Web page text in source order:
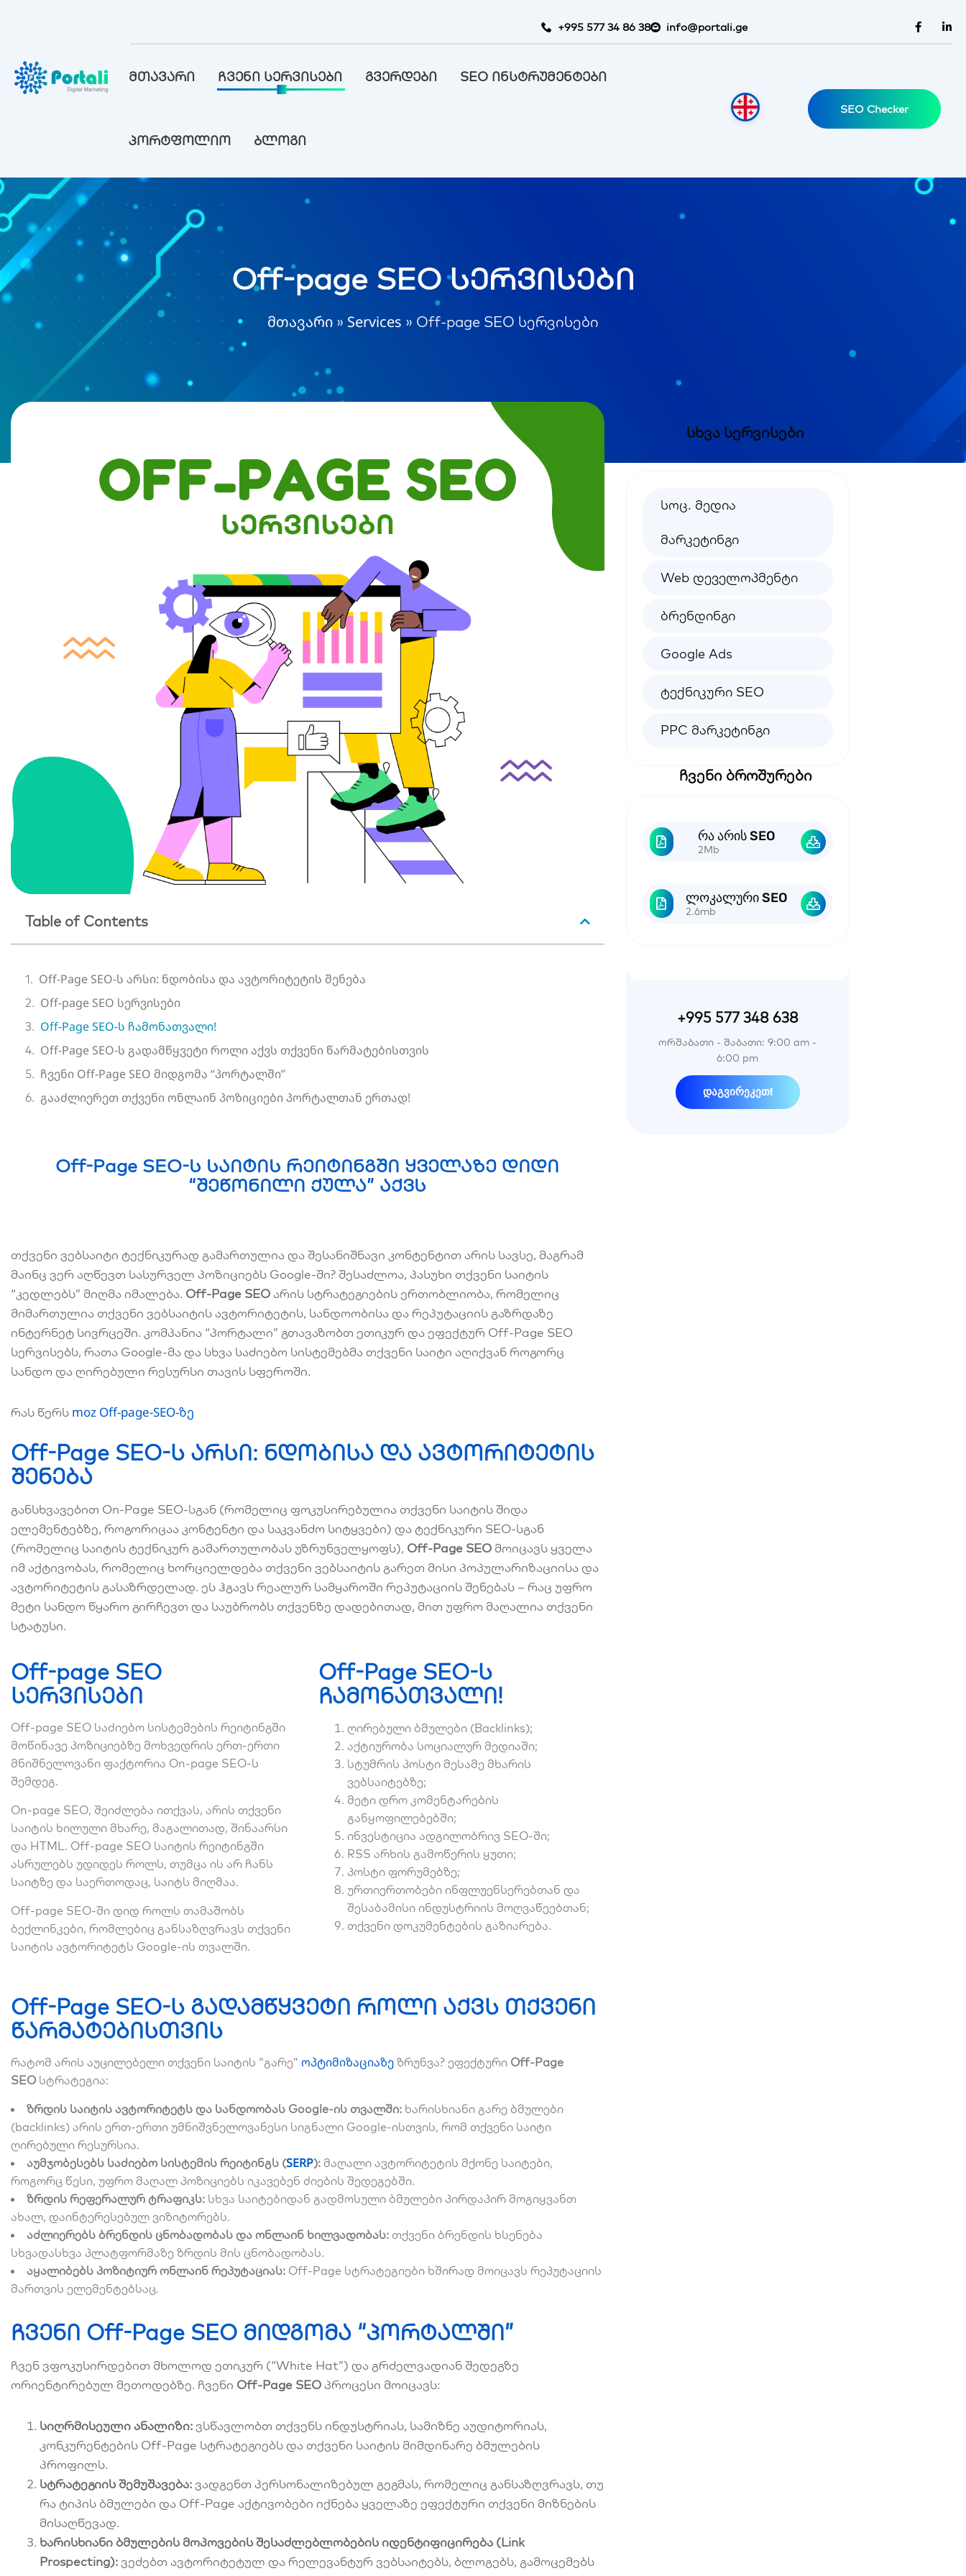
+995 577 34 86 38 info@portali.ge
მთავარი ჩვენი სერვისები გვერდები SEO ინსტრუმენტები
პორტფოლიო ბლოგი
SEO Checker
Off-page SEO სერვისები
მთავარი » Services » Off-page SEO სერვისები
Table of Contents
Off-Page SEO-ს არსი: ნდობისა და ავტორიტეტის შენება
Off-page SEO სერვისები
Off-Page SEO-ს ჩამონათვალი!
Off-Page SEO-ს გადამწყვეტი როლი აქვს თქვენი წარმატებისთვის
ჩვენი Off-Page SEO მიდგომა “პორტალში”
გააძლიერეთ თქვენი ონლაინ პოზიციები პორტალთან ერთად!
Off-Page SEO-ს საიტის რეიტინგში ყველაზე დიდი
“შეწონილი ქულა” აქვს
თქვენი ვებსაიტი ტექნიკურად გამართულია და შესანიშნავი კონტენტით არის სავსე, მაგრამ
მაინც ვერ აღწევთ სასურველ პოზიციებს Google-ში? შესაძლოა, პასუხი თქვენი საიტის
“კედლებს” მიღმა იმალება. Off-Page SEO არის სტრატეგიების ერთობლიობა, რომელიც
მიმართულია თქვენი ვებსაიტის ავტორიტეტის, სანდოობისა და რეპუტაციის გაზრდაზე
ინტერნეტ სივრცეში. კომპანია “პორტალი” გთავაზობთ ეთიკურ და ეფექტურ Off-Page SEO
სერვისებს, რათა Google-მა და სხვა საძიებო სისტემებმა თქვენი საიტი აღიქვან როგორც
სანდო და ღირებული რესურსი თავის სფეროში.
რას წერს moz Off-page-SEO-ზე
Off-Page SEO-ს არსი: ნდობისა და ავტორიტეტის
შენება
განსხვავებით On-Page SEO-სგან (რომელიც ფოკუსირებულია თქვენი საიტის შიდა
ელემენტებზე, როგორიცაა კონტენტი და საკვანძო სიტყვები) და ტექნიკური SEO-სგან
(რომელიც საიტის ტექნიკურ გამართულობას უზრუნველყოფს), Off-Page SEO მოიცავს ყველა
იმ აქტივობას, რომელიც ხორციელდება თქვენი ვებსაიტის გარეთ მისი პოპულარიზაციისა და
ავტორიტეტის გასაზრდელად. ეს ჰგავს რეალურ სამყაროში რეპუტაციის შენებას – რაც უფრო
მეტი სანდო წყარო გირჩევთ და საუბრობს თქვენზე დადებითად, მით უფრო მაღალია თქვენი
სტატუსი.
Off-page SEO
სერვისები
Off-page SEO საძიებო სისტემების რეიტინგში
მოწინავე პოზიციებზე მოხვედრის ერთ-ერთი
მნიშნელოვანი ფაქტორია On-page SEO-ს
შემდეგ.
On-page SEO, შეიძლება ითქვას, არის თქვენი
საიტის ხილული მხარე, მაგალითად, შინაარსი
და HTML. Off-page SEO საიტის რეიტინგში
ასრულებს უდიდეს როლს, თუმცა ის არ ჩანს
საიტზე და საერთოდაც, საიტს მიღმაა.
Off-page SEO-ში დიდ როლს თამაშობს
ბექლინკები, რომლებიც განსაზღვრავს თქვენი
საიტის ავტორიტეტს Google-ის თვალში.
Off-Page SEO-ს
ჩამონათვალი!
ღირებული ბმულები (Backlinks);
აქტიურობა სოციალურ მედიაში;
სტუმრის პოსტი მესამე მხარის
ვებსაიტებზე;
მეტი დრო კომენტარების
განყოფილებებში;
ინვესტიცია ადგილობრივ SEO-ში;
RSS არხის გამოწერის ყუთი;
პოსტი ფორუმებზე;
ურთიერთობები ინფლუენსერებთან და
შესაბამისი ინდუსტრიის მოღვაწეებთან;
თქვენი დოკუმენტების გაზიარება.
Off-Page SEO-ს გადამწყვეტი როლი აქვს თქვენი
წარმატებისთვის
რატომ არის აუცილებელი თქვენი საიტის “გარე” ოპტიმიზაციაზე ზრუნვა? ეფექტური Off-Page
SEO სტრატეგია:
ზრდის საიტის ავტორიტეტს და სანდოობას Google-ის თვალში: ხარისხიანი გარე ბმულები
(backlinks) არის ერთ-ერთი უმნიშვნელოვანესი სიგნალი Google-ისთვის, რომ თქვენი საიტი
ღირებული რესურსია.
აუმჯობესებს საძიებო სისტემის რეიტინგს (SERP): მაღალი ავტორიტეტის მქონე საიტები,
როგორც წესი, უფრო მაღალ პოზიციებს იკავებენ ძიების შედეგებში.
ზრდის რეფერალურ ტრაფიკს: სხვა საიტებიდან გადმოსული ბმულები პირდაპირ მოგიყვანთ
ახალ, დაინტერესებულ ვიზიტორებს.
აძლიერებს ბრენდის ცნობადობას და ონლაინ ხილვადობას: თქვენი ბრენდის ხსენება
სხვადასხვა პლატფორმაზე ზრდის მის ცნობადობას.
აყალიბებს პოზიტიურ ონლაინ რეპუტაციას: Off-Page სტრატეგიები ხშირად მოიცავს რეპუტაციის
მართვის ელემენტებსაც.
ჩვენი Off-Page SEO მიდგომა “პორტალში”
ჩვენ ვფოკუსირდებით მხოლოდ ეთიკურ (“White Hat”) და გრძელვადიან შედეგზე
ორიენტირებულ მეთოდებზე. ჩვენი Off-Page SEOპროცესი მოიცავს:
სიღრმისეული ანალიზი: ვსწავლობთ თქვენს ინდუსტრიას, სამიზნე აუდიტორიას,
კონკურენტების Off-Page სტრატეგიებს და თქვენი საიტის მიმდინარე ბმულების
პროფილს.
სტრატეგიის შემუშავება: ვადგენთ პერსონალიზებულ გეგმას, რომელიც განსაზღვრავს, თუ
რა ტიპის ბმულები და Off-Page აქტივობები იქნება ყველაზე ეფექტური თქვენი მიზნების
მისაღწევად.
ხარისხიანი ბმულების მოპოვების შესაძლებლობების იდენტიფიცირება (Link
Prospecting): ვეძებთ ავტორიტეტულ და რელევანტურ ვებსაიტებს, ბლოგებს, გამოცემებს
სხვა სერვისები
სოც. მედია
მარკეტინგი
Web დეველოპმენტი
ბრენდინგი
Google Ads
ტექნიკური SEO
PPC მარკეტინგი
ჩვენი ბროშურები
რა არის SEO
2Mb
ლოკალური SEO
2.6mb
+995 577 348 638
ორშაბათი - შაბათი: 9:00 am -
6:00 pm
დაგვირეკეთ!